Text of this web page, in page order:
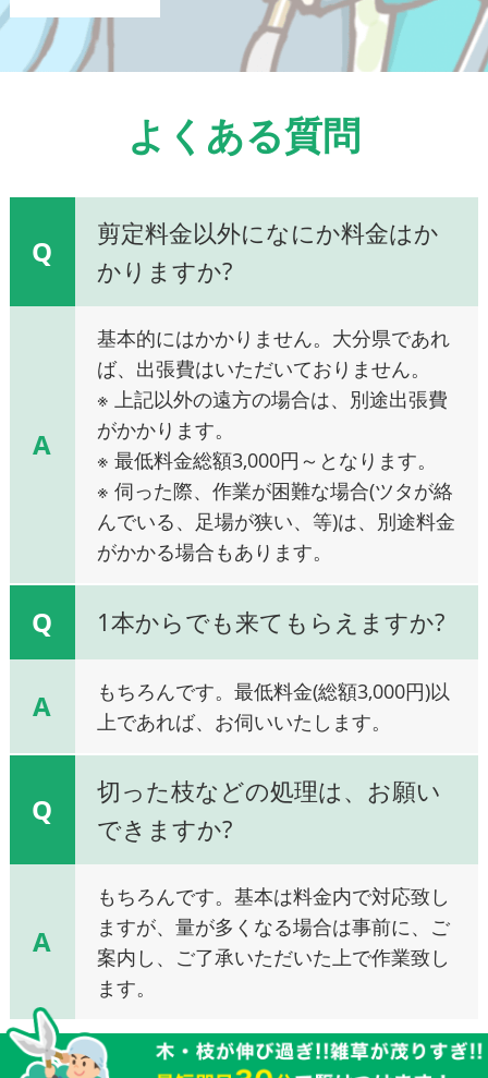
よくある質問
Q
剪定料金以外になにか料金はか
かりますか?
A
基本的にはかかりません。大分県であれ
ば、出張費はいただいておりません。
※ 上記以外の遠方の場合は、別途出張費
がかかります。
※ 最低料金総額3,000円～となります。
※ 伺った際、作業が困難な場合(ツタが絡
んでいる、足場が狭い、等)は、別途料金
がかかる場合もあります。
Q 1本からでも来てもらえますか?
A
もちろんです。最低料金(総額3,000円)以
上であれば、お伺いいたします。
Q
切った枝などの処理は、お願い
できますか?
A
もちろんです。基本は料金内で対応致し
ますが、量が多くなる場合は事前に、ご
案内し、ご了承いただいた上で作業致し
ます。